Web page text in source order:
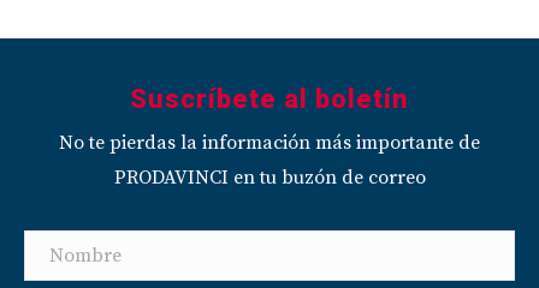
Suscríbete al boletín
No te pierdas la información más importante de
PRODAVINCI en tu buzón de correo